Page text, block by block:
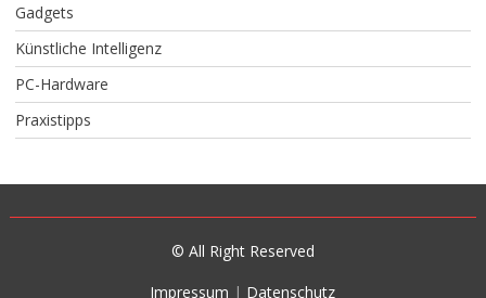
Gadgets
Künstliche Intelligenz
PC-Hardware
Praxistipps
© All Right Reserved
Impressum | Datenschutz